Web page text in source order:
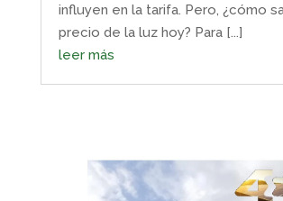
influyen en la tarifa. Pero, ¿cómo
precio de la luz hoy? Para [...]
leer más